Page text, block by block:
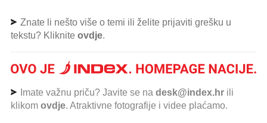
Znate li nešto više o temi ili želite prijaviti grešku u
tekstu? Kliknite ovdje.
Imate važnu priču? Javite se na desk@index.hr ili
klikom ovdje. Atraktivne fotografije i videe plaćamo.